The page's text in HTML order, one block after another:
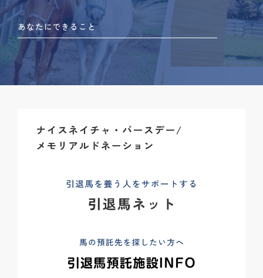
あなたにできること